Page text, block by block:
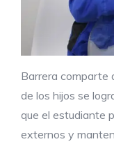
Barrera comparte
de los hijos se
que el estudiante
externos y